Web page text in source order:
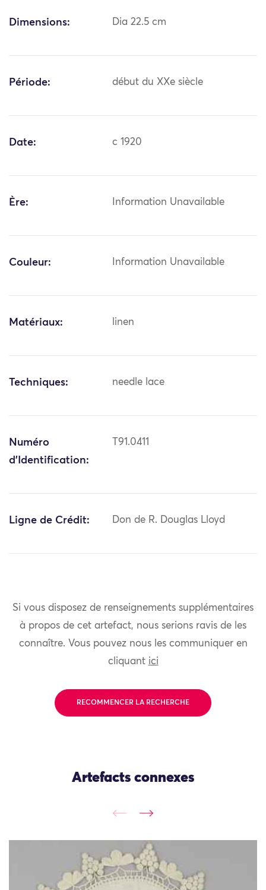
Dimensions: Dia 22.5 cm
Période: début du XXe siècle
Date: c 1920
Ère: Information Unavailable
Couleur: Information Unavailable
Matériaux: linen
Techniques: needle lace
Numéro
d'Identification:
T91.0411
Ligne de Crédit: Don de R. Douglas Lloyd
Si vous disposez de renseignements supplémentaires
à propos de cet artefact, nous serions ravis de les
connaître. Vous pouvez nous les communiquer en
cliquant ici
RECOMMENCER LA RECHERCHE
Artefacts connexes